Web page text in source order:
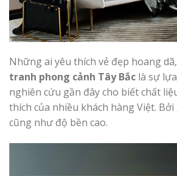
Những ai yêu thích vẻ đẹp hoang
tranh phong cảnh Tây Bắc là sự
nghiên cứu gần đây cho biết chất
thích của nhiều khách hàng Việt.
cũng như độ bền cao.